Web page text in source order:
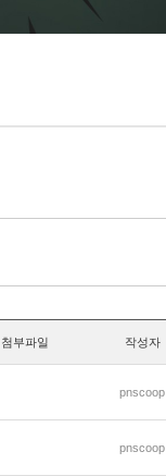
첨부파일 작성자
pnscoop
pnscoop